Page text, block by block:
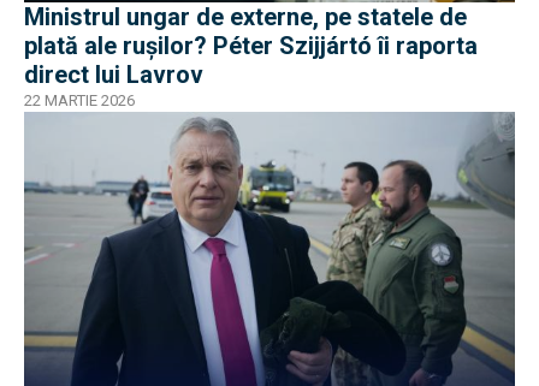
Ministrul ungar de externe, pe statele de
plată ale rușilor? Péter Szijjártó îi raporta
direct lui Lavrov
22 MARTIE 2026